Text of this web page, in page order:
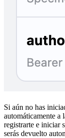
Si aún no has
automáticamente a
registrarte e iniciar
serás devuelto